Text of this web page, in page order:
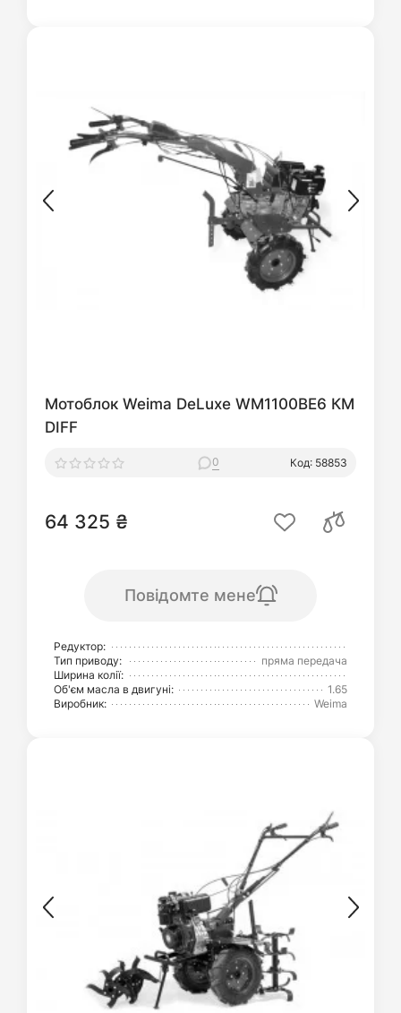
Мотоблок Weima DeLuxe WM1100BE6 КМ
DIFF
0 Код: 58853
64 325 ₴
Повідомте мене
Редуктор:
Тип приводу:
пряма передача
Ширина колії:
Об'єм масла в двигуні:
1.65
Виробник:
Weima